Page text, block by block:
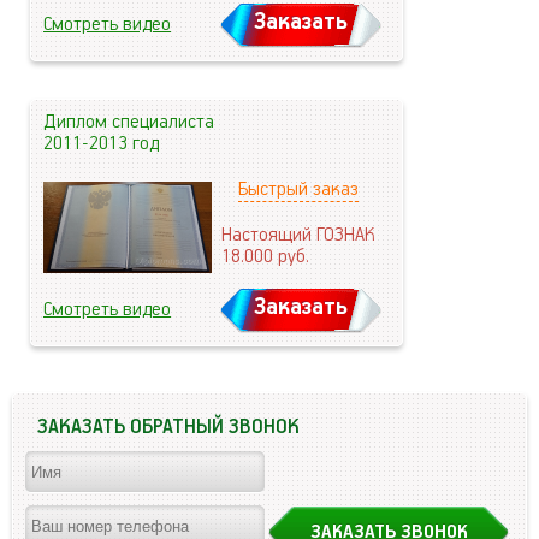
Смотреть видео Заказать
Диплом специалиста
2011-2013 год
Быстрый заказ
Настоящий ГОЗНАК
18.000руб.
Смотреть видео Заказать
ЗАКАЗАТЬ ОБРАТНЫЙ ЗВОНОК